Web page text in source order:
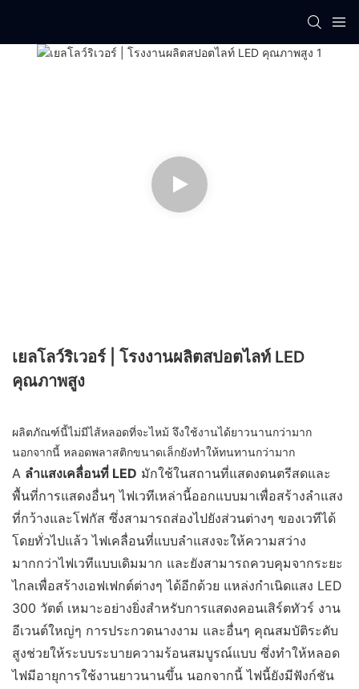
เยลโลว์ริเวอร์ | โรงงานผลิตสปอตไลท์ LED
คุณภาพสูง
ผลิตภัณฑ์นี้ไม่มีไส้หลอดที่จะไหม้ จึงใช้งานได้ยาวนานกว่ามาก
นอกจากนี้ หลอดพลาสติกขนาดเล็กยังทำให้ทนทานกว่ามาก
A ลำแสงเคลื่อนที่ LED มักใช้ในสถานที่แสดงดนตรีสดและ
พื้นที่การแสดงอื่นๆ ไฟเวทีเหล่านี้ออกแบบมาเพื่อสร้างลำแสง
ที่กว้างและโฟกัส ซึ่งสามารถส่องไปยังส่วนต่างๆ ของเวทีได้
โดยทั่วไปแล้ว ไฟเคลื่อนที่แบบลำแสงจะให้ความสว่าง
มากกว่าไฟเวทีแบบเดิมมาก และยังสามารถควบคุมจากระยะ
ไกลเพื่อสร้างเอฟเฟกต์ต่างๆ ได้อีกด้วย แหล่งกำเนิดแสง LED
300 วัตต์ เหมาะอย่างยิ่งสำหรับการแสดงคอนเสิร์ตทัวร์ งาน
อีเวนต์ใหญ่ๆ การประกวดนางงาม และอื่นๆ คุณสมบัติระดับ
สูงช่วยให้ระบบระบายความร้อนสมบูรณ์แบบ ซึ่งทำให้หลอด
ไฟมีอายุการใช้งานยาวนานขึ้น นอกจากนี้ ไฟนี้ยังมีฟังก์ชัน